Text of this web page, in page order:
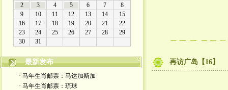
最新发布
· 马年生肖邮票：马达加斯加
· 马年生肖邮票：琉球
再访广岛【16】